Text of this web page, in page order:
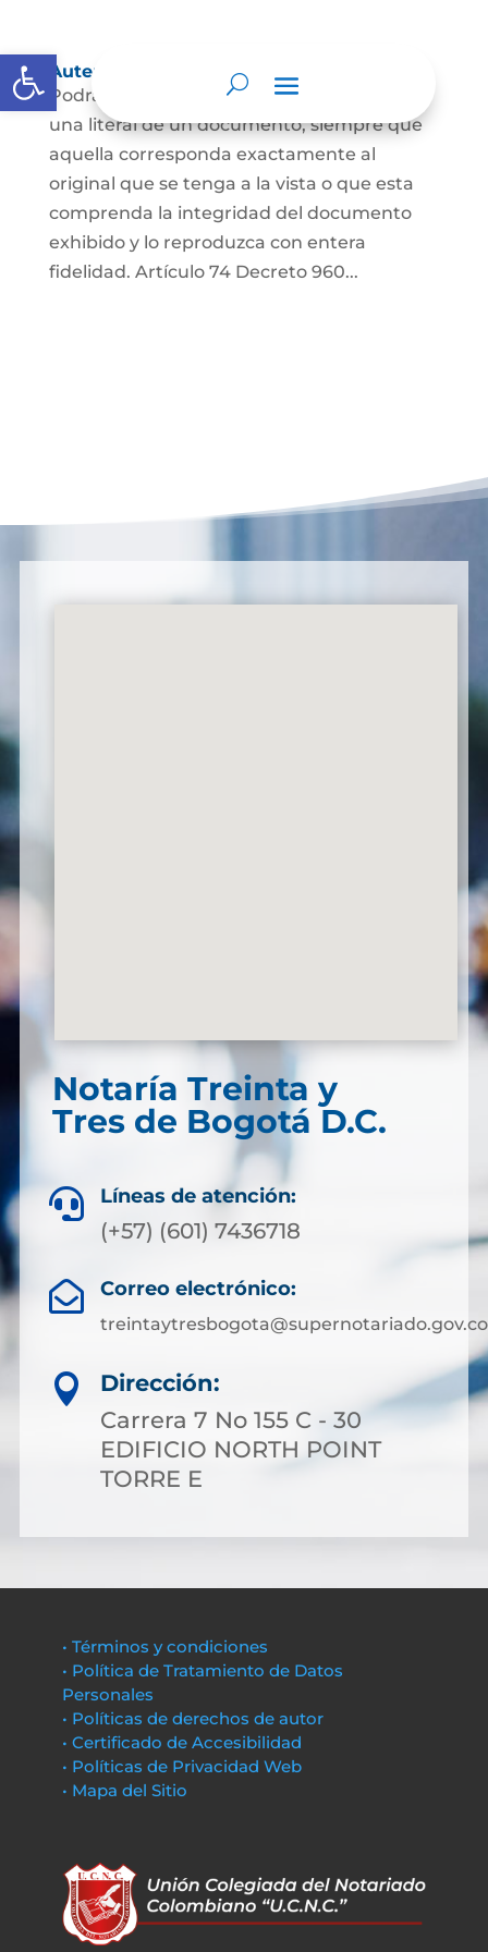
Abrir barra de herramientas
Autenticación de Copias
Podrá autenticarse una copia mecánica o
una literal de un documento, siempre que
aquella corresponda exactamente al
original que se tenga a la vista o que esta
comprenda la integridad del documento
exhibido y lo reproduzca con entera
fidelidad. Artículo 74 Decreto 960...
Notaría Treinta y
Tres de Bogotá D.C.
 Líneas de atención:
(+57) (601) 7436718
 Correo electrónico:
treintaytresbogota@supernotariado.gov.co

Dirección:
Carrera 7 No 155 C - 30
EDIFICIO NORTH POINT
TORRE E
• Términos y condiciones
• Política de Tratamiento de Datos
Personales
• Políticas de derechos de autor
• Certificado de Accesibilidad
• Políticas de Privacidad Web
• Mapa del Sitio